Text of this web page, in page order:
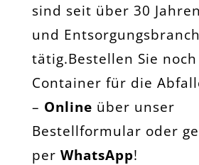
sind seit über 30
und
tätig.Bestellen Sie
Container für die
– Online über unser
Bestellformular oder
per WhatsApp!